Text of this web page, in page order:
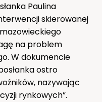
Paulina
skierowanej
na problem
W dokumencie
ostro
nazywając
rynkowych”.